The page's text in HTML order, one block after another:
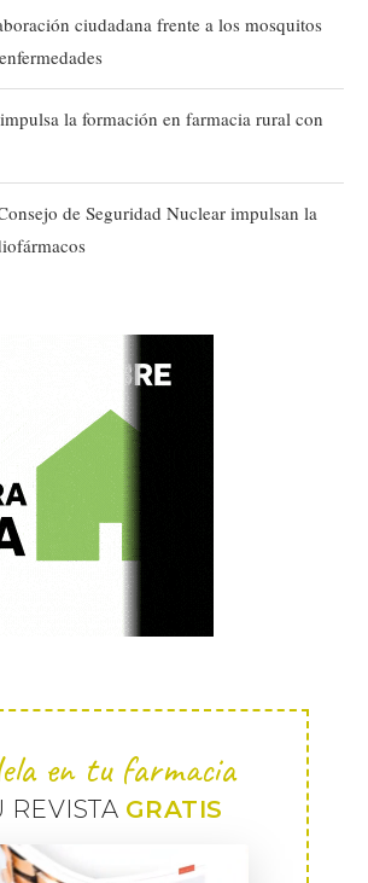
ciudadana frente a los mosquitos
la formación en farmacia rural con
de Seguridad Nuclear impulsan la
en tu farmacia
REVISTA GRATIS